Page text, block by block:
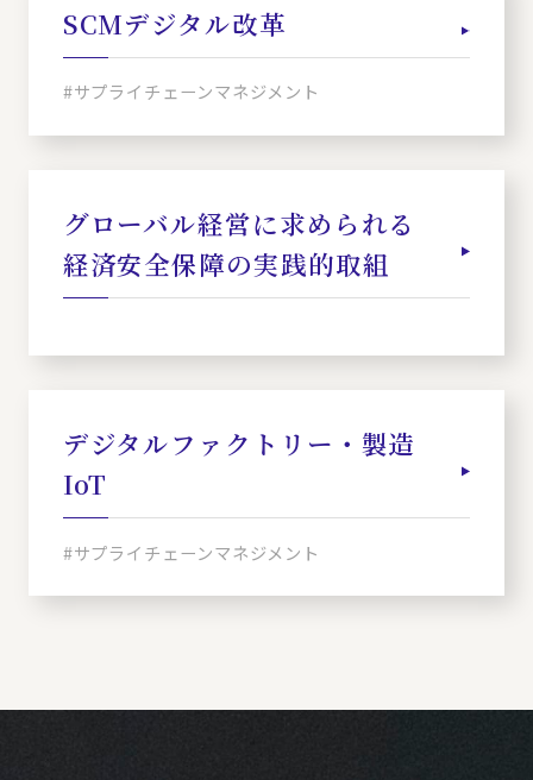
SCMデジタル改革
#サプライチェーンマネジメント
グローバル経営に求められる
経済安全保障の実践的取組
デジタルファクトリー・製造
IoT
#サプライチェーンマネジメント